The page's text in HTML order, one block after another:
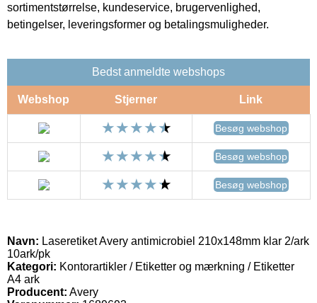
sortimentstørrelse, kundeservice, brugervenlighed,
betingelser, leveringsformer og betalingsmuligheder.
Bedst anmeldte webshops
Webshop Stjerner Link
Besøg webshop
Besøg webshop
Besøg webshop
Navn: Laseretiket Avery antimicrobiel 210x148mm klar 2/ark
10ark/pk
Kategori: Kontorartikler / Etiketter og mærkning / Etiketter
A4 ark
Producent: Avery